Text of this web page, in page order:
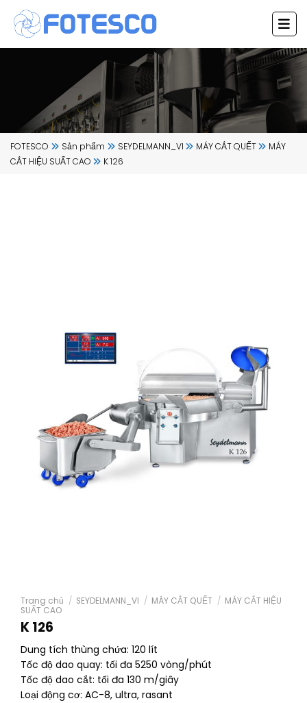
Chuyển
đến
dung
FOTESCO Sản phẩm SEYDELMANN_VI MÁY CẮT QUẾT
MÁY
CẮT HIỆU SUẤT CAO
K 126
Trang chủ / SEYDELMANN_VI / MÁY CẮT QUẾT / MÁY CẮT HIỆU
SUẤT CAO
K 126
Dung tích thùng chứa: 120 lít
Tốc độ dao quay: tối đa 5250 vòng/phút
Tốc độ dao cắt: tối đa 130 m/giây
Loại động cơ: AC-8, ultra, rasant